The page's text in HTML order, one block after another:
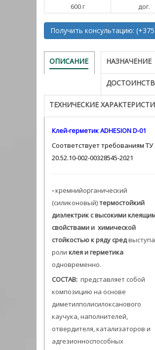
600 г
дог.
Получить консультацию:
ОПИСАНИЕ НАЗНАЧЕНИЕ
ТЕХНИЧЕСКИЕ
Клей-герметик ADHESION D-01
Соответствует требованиям ТУ
20.52.10-002-00328545-2021
-кремнийорганический
(силиконовый)термостойкий
диэлектрик с высокими
свойствами и химической
стойкостью к ряду сред
роли клея и герметика
одновременно.
СОСТАВ: пpедставляет собой
композицию на основе
диметилполисилоксанового
каучука, наполнителей,
отвердителя, катализатоpов и
адгезионноспособных